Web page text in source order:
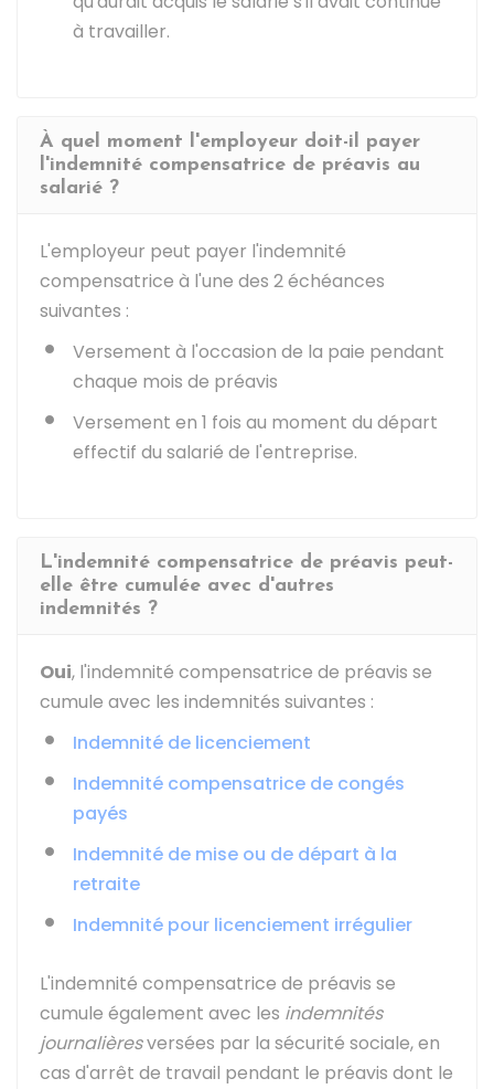
à travailler.
À quel moment l'employeur doit-il payer
l'indemnité compensatrice de préavis au
salarié ?
L'employeur peut payer l'indemnité
compensatrice à l'une des 2 échéances
suivantes :
Versement à l'occasion de la paie pendant
chaque mois de préavis
Versement en 1 fois au moment du départ
effectif du salarié de l'entreprise.
L'indemnité compensatrice de préavis peut-
elle être cumulée avec d'autres
indemnités ?
Oui, l'indemnité compensatrice de préavis se
cumule avec les indemnités suivantes :
Indemnité de licenciement
Indemnité compensatrice de congés
payés
Indemnité de mise ou de départ à la
retraite
Indemnité pour licenciement irrégulier
L'indemnité compensatrice de préavis se
cumule également avec les indemnités
journalièresversées par la sécurité sociale, en
cas d'arrêt de travail pendant le préavis dont le